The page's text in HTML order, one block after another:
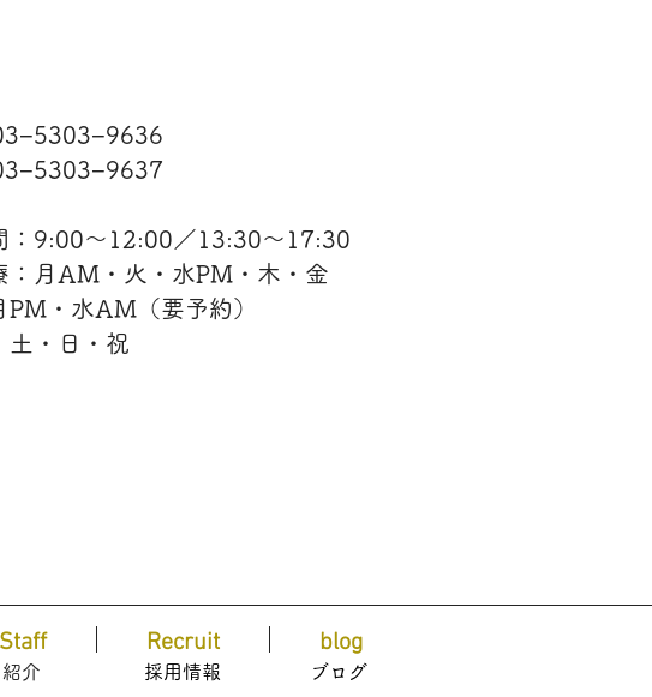
：9:00〜12:00／13:30〜17:30
：月AM・火・水PM・木・金
PM・水AM（要予約）
土・日・祝
Recruit blog
介 採用情報 ブログ